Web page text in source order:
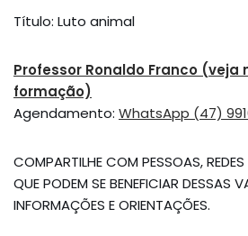
Título: Luto animal
Professor Ronaldo Franco (veja
formação)
Agendamento: WhatsApp (47)
COMPARTILHE COM PESSOAS,
QUE PODEM SE BENEFICIAR DESSAS
INFORMAÇÕES E ORIENTAÇÕES.